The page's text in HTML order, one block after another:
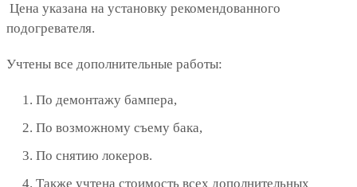
Цена указана на установку рекомендованного
подогревателя.
Учтены все дополнительные работы:
По демонтажу бампера,
По возможному съему бака,
По снятию локеров.
Также учтена стоимость всех дополнительных